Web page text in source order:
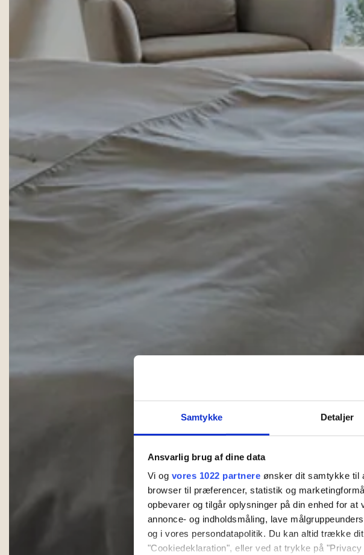
Samtykke Detaljer
Ansvarlig brug af dine data
Vi og vores 1022 partnere ønsker dit samtykke til
browser til præferencer, statistik og
opbevarer og tilgår oplysninger på din enhed for
annonce- og indholdsmåling, lave
og i vores persondatapolitik. Du kan altid trække
"Cookiedeklaration", eller ved at trykke på